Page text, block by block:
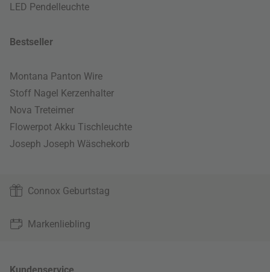
LED Pendelleuchte
Bestseller
Montana Panton Wire
Stoff Nagel Kerzenhalter
Nova Treteimer
Flowerpot Akku Tischleuchte
Joseph Joseph Wäschekorb
Connox Geburtstag
Markenliebling
Kundenservice